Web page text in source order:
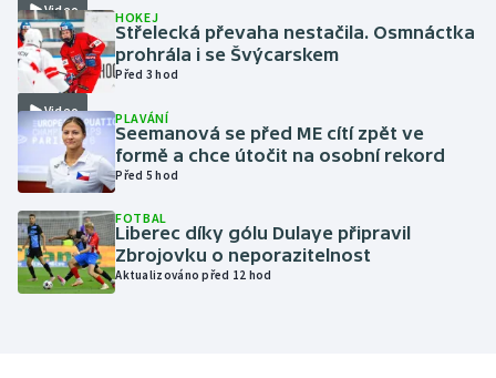
Lezení
Lyže a snowboard
Moderní pětiboj
Motorsport
Olympijské hry
Parasport
Video
Video
HOKEJ
Střelecká převaha nestačila. Osmnáctka
prohrála i se Švýcarskem
Před 3 hod
PLAVÁNÍ
Seemanová se před ME cítí zpět ve
formě a chce útočit na osobní rekord
Před 5 hod
FOTBAL
Liberec díky gólu Dulaye připravil
Zbrojovku o neporazitelnost
Aktualizováno před 12 hod